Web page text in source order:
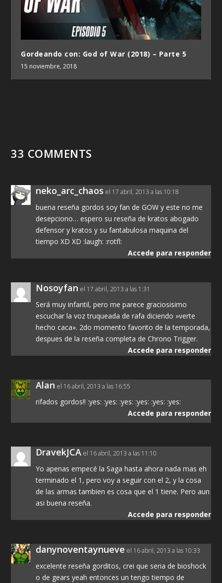
Gordeando con: God of War (2018) – Parte 5
15 noviembre, 2018
33 COMMENTS
neko_arc_chaos el 17 abril, 2013 a las 10:18
buena reseña gordos soy fan de GOW y este no me
desepciono… espero su reseña de kratos abogado
defensor y kratos y su fantabulosa maquina del
tiempo XD XD :laugh: :rotfl:
Accede para responder
Nosoyfan el 17 abril, 2013 a las 1:31
Será muy infantil, pero me parece graciosisimo
escuchar la voz truqueada de rafa diciendo »verte
hecho caca». 2do momento favorito de la temporada,
despues de la reseña completa de Chrono Trigger.
Accede para responder
Alan el 16 abril, 2013 a las 16:55
rifados gordos!! :yes: :yes: :yes: :yes: :yes: :yes:
Accede para responder
DravekJCA el 16 abril, 2013 a las 11:10
Yo apenas empecé la Saga hasta ahora nada mas eh
terminado el 1, pero voy a seguir con el 2, y la cosa
de las armas tambien es cosa que el 1 tiene. Pero aun
asi buena reseña.
Accede para responder
danynoventaynueve el 16 abril, 2013 a las 10:33
excelente reseña gorditos, crei que seria de bioshock
o de gears yeah entonces un tengo tiempo de